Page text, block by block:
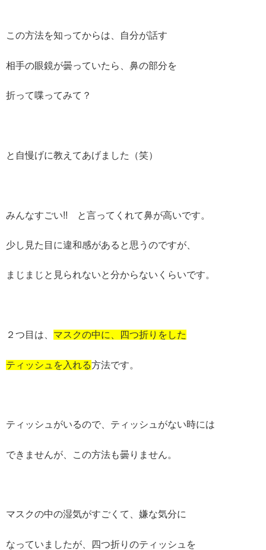
この方法を知ってからは、自分が話す
相手の眼鏡が曇っていたら、鼻の部分を
折って喋ってみて？
と自慢げに教えてあげました（笑）
みんなすごい!! と言ってくれて鼻が高いです。
少し見た目に違和感があると思うのですが、
まじまじと見られないと分からないくらいです。
２つ目は、 マスクの中に、四つ折りをした
ティッシュを入れる方法です。
ティッシュがいるので、ティッシュがない時には
できませんが、この方法も曇りません。
マスクの中の湿気がすごくて、嫌な気分に
なっていましたが、四つ折りのティッシュを